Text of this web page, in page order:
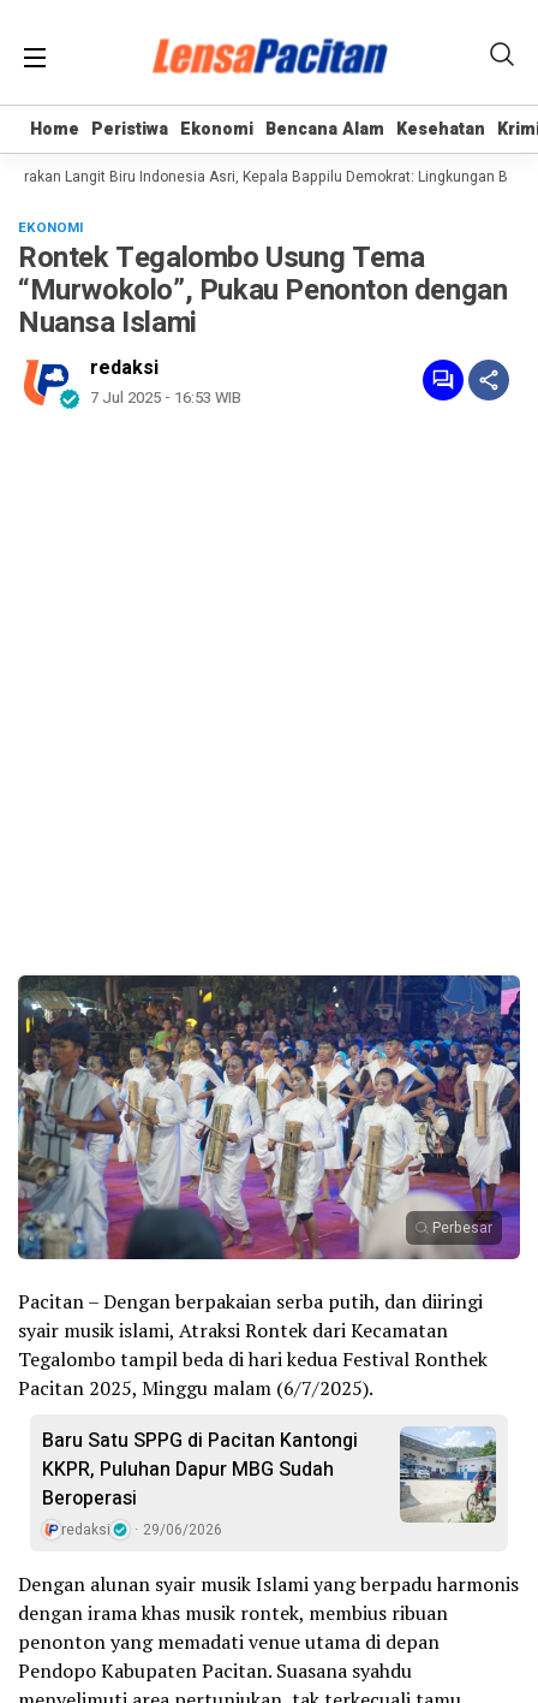
Home Peristiwa Ekonomi Bencana Alam Kesehatan
Home Peristiwa Ekonomi Bencana Alam Kesehatan
Langit Biru Indonesia Asri, Kepala Bappilu Demokrat: Lingkungan
EKONOMI
Rontek Tegalombo Usung Tema
“Murwokolo”, Pukau Penonton dengan
Nuansa Islami
redaksi
7 Jul 2025 - 16:53 WIB
Perbesar
Pacitan – Dengan berpakaian serba putih, dan diiringi
syair musik islami, Atraksi Rontek dari Kecamatan
Tegalombo tampil beda di hari kedua Festival Ronthek
Pacitan 2025, Minggu malam (6/7/2025).
Baru Satu SPPG di Pacitan Kantongi
KKPR, Puluhan Dapur MBG Sudah
Beroperasi
redaksi 29/06/2026
Dengan alunan syair musik Islami yang berpadu harmonis
dengan irama khas musik rontek, membius ribuan
penonton yang memadati venue utama di depan
Pendopo Kabupaten Pacitan. Suasana syahdu